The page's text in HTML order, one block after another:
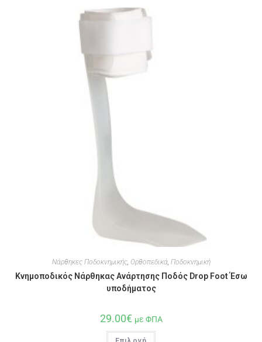
Νάρθηκες Ποδοκνημικής, Ορθοπεδικά, Ποδοκνημική
Κνημοποδικός Νάρθηκας Ανάρτησης Ποδός Drop Foot Έσω
υποδήματος
29.00€ με ΦΠΑ